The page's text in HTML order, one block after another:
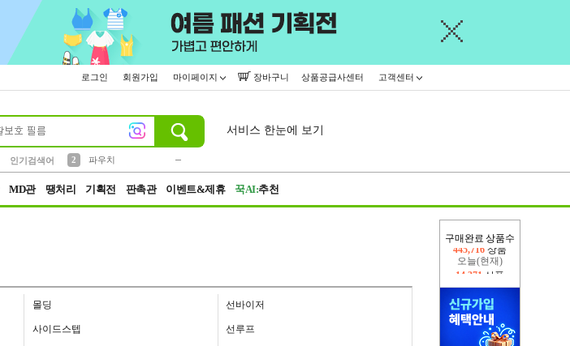
로그인 회원가입 마이페이지 장바구니 상품공급사센터 고객센터
인기검색어
2
파우치
서비스 한눈에 보기
MD관 땡처리 기획전 판촉관 이벤트&제휴 꾹AI:추천
구매완료 상품수
오늘(현재)
14,371상품
몰딩 선바이저
사이드스텝 선루프